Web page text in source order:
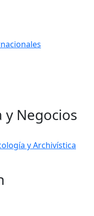
y Negocios
y Archivística